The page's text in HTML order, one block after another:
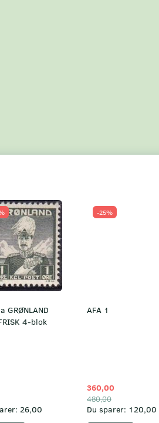
GRØNLAND
4-blok
26,00
-25%
AFA 1
360,00
480,00
Du sparer: 120,00